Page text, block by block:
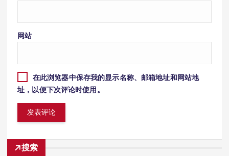
网站
在此浏览器中保存我的显示名称、邮箱地址和网站地
址，以便下次评论时使用。
搜索